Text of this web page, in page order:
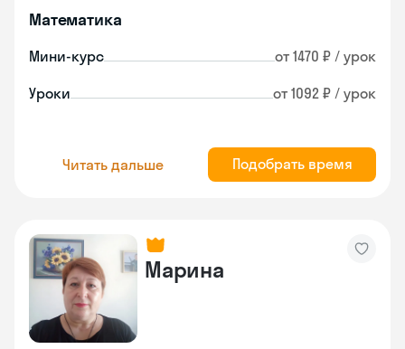
Математика
Мини-курс от 1470 ₽ / урок
Уроки от 1092 ₽ / урок
Читать дальше Подобрать время
Марина